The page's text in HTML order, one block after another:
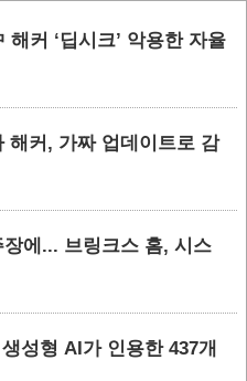
커 ‘딥시크’ 악용한 자율
해커, 가짜 업데이트로 감
에... 브링크스 홈, 시스
성형 AI가 인용한 437개